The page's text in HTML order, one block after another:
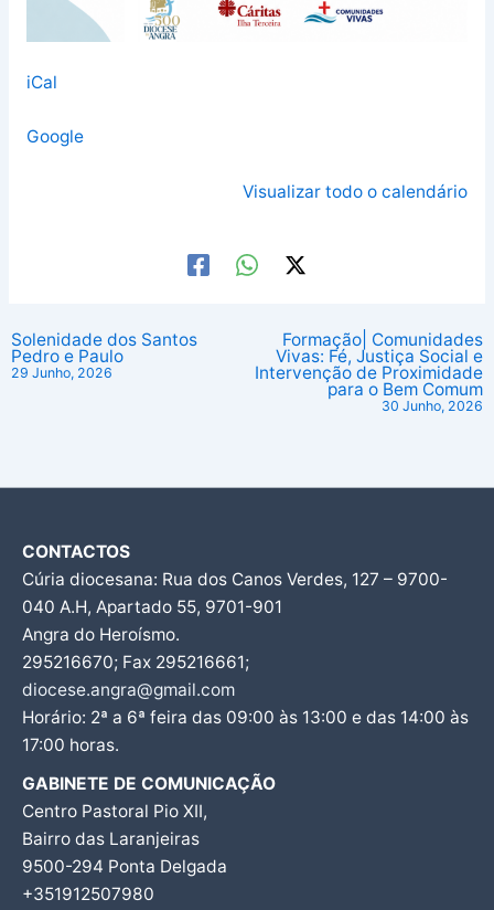
iCal
Google
Visualizar todo o calendário
Solenidade dos Santos
Pedro e Paulo
29 Junho, 2026
Formação| Comunidades
Vivas: Fé, Justiça Social e
Intervenção de Proximidade
para o Bem Comum
30 Junho, 2026
CONTACTOS
Cúria diocesana: Rua dos Canos Verdes, 127 – 9700-
040 A.H, Apartado 55, 9701-901
Angra do Heroísmo.
295216670; Fax 295216661;
diocese.angra@gmail.com
Horário: 2ª a 6ª feira das 09:00 às 13:00 e das 14:00 às
17:00 horas.
GABINETE DE COMUNICAÇÃO
Centro Pastoral Pio XII,
Bairro das Laranjeiras
9500-294 Ponta Delgada
+351912507980